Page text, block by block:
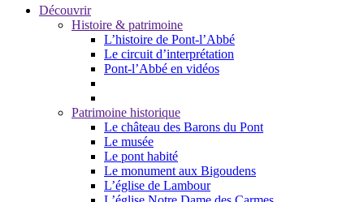
Découvrir
Histoire & patrimoine
L’histoire de Pont-l’Abbé
Le circuit d’interprétation
Pont-l’Abbé en vidéos
Patrimoine historique
Le château des Barons du Pont
Le musée
Le pont habité
Le monument aux Bigoudens
L’église de Lambour